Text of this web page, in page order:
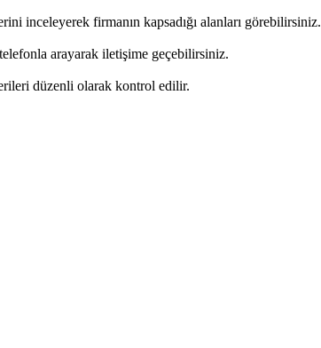
inceleyerek firmanın kapsadığı alanları görebilirsiniz.
arayarak iletişime geçebilirsiniz.
düzenli olarak kontrol edilir.